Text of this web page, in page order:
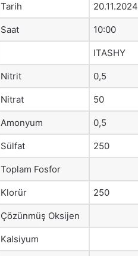
Tarih 20.11.2024
Saat 10:00
ITASHY
Nitrit 0,5
Nitrat 50
Amonyum 0,5
Sülfat 250
Toplam Fosfor
Klorür 250
Çözünmüş Oksijen
Kalsiyum